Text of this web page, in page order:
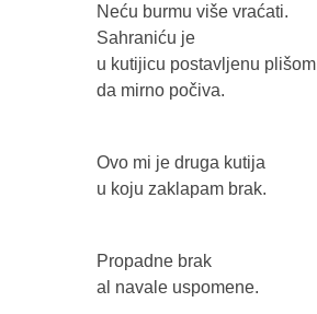
Neću burmu više vraćati.
Sahraniću je
u kutijicu postavljenu plišom
da mirno počiva.
Ovo mi je druga kutija
u koju zaklapam brak.
Propadne brak
al navale uspomene.